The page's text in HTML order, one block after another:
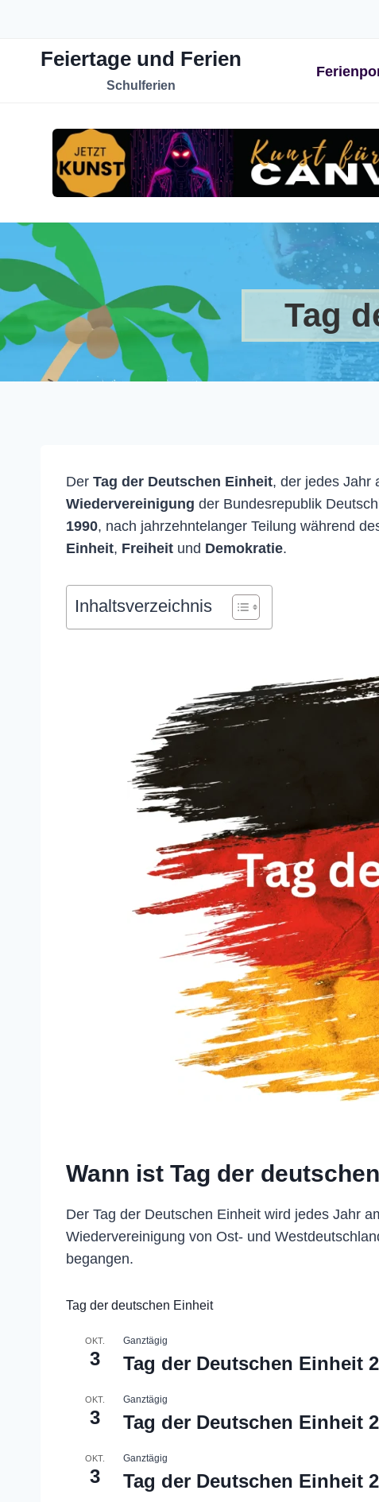
springenFeiertage und Ferien
Schulferien
Tag
Der Tag der Deutschen Einheit, der jedes Jahr
Wiedervereinigung der Bundesrepublik
1990, nach jahrzehntelanger Teilung während
Einheit, Freiheit und Demokratie.
Inhaltsverzeichnis
Wann ist Tag der
Der Tag der Deutschen Einheit wird jedes Jahr
Wiedervereinigung von Ost- und
begangen.
Tag der deutschen Einheit
OKT.
3
Ganztägig
Tag der Deutschen Einheit
OKT.
3
Ganztägig
Tag der Deutschen Einheit
OKT.
3
Ganztägig
Tag der Deutschen Einheit